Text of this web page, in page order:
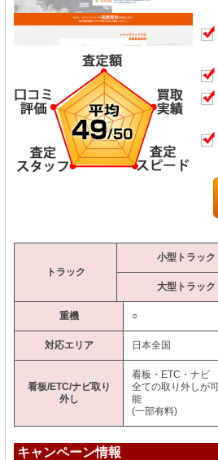
トラック
小型トラック
大型トラック
重機 ○
対応エリア 日本全国
看板/ETC/ナビ取り
外し
看板・ETC・ナビ
全ての取り外しが
能
(一部有料)
キャンペーン情報